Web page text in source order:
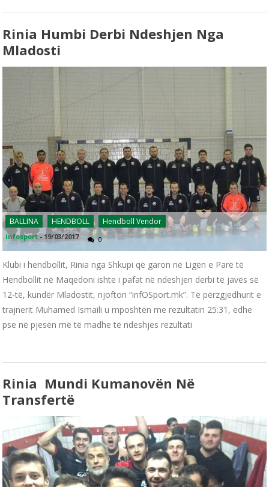
Rinia Humbi Derbi Ndeshjen Nga
Mladosti
BALLINA HENDBOLL Hendboll Vendor
infosport -19/03/2017 0
Klubi i hendbollit, Rinia nga Shkupi që garon në Ligën e Parë të
Hendbollit në Maqedoni ishte i pafat në ndeshjen derbi të javës së
12-të, kundër Mladostit, njofton “infOSport.mk”. Të përzgjedhurit e
trajnerit Muhamed Ismaili u mposhtën me rezultatin 25:31, edhe
pse në pjesën më të madhe të ndeshjes rezultati
Rinia Mundi Kumanovën Në
Transfertë